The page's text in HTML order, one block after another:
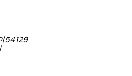
54129